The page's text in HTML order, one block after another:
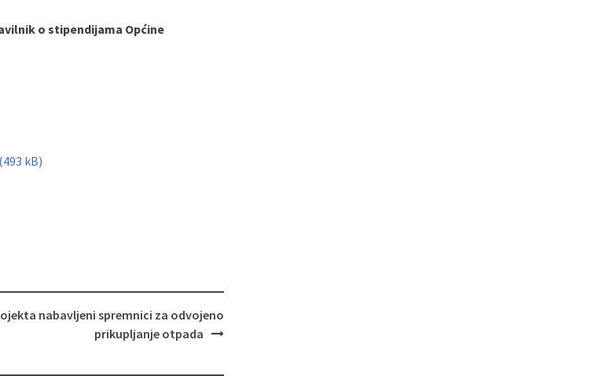
o stipendijama Općine
nabavljeni spremnici za odvojeno
prikupljanje otpada